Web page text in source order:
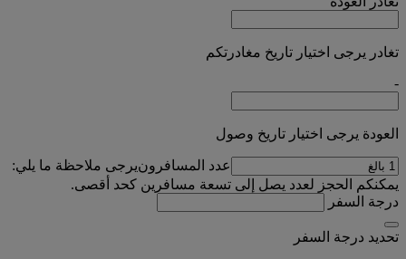
تغادر يرجى اختيار تاريخ مغادرتكم
-
العودة يرجى اختيار تاريخ وصول
عدد المسافرونيرجى ملاحظة ما يلي:
يمكنكم الحجز لعدد يصل إلى تسعة مسافرين كحد أقصى.
درجة السفر
تحديد درجة السفر